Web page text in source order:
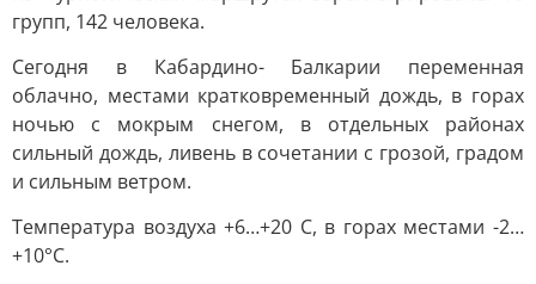
групп, 142 человека.
Сегодня в Кабардино- Балкарии переменная
облачно, местами кратковременный дождь, в горах
ночью с мокрым снегом, в отдельных районах
сильный дождь, ливень в сочетании с грозой, градом
и сильным ветром.
Температура воздуха +6…+20 С, в горах местами -2…
+10°С.